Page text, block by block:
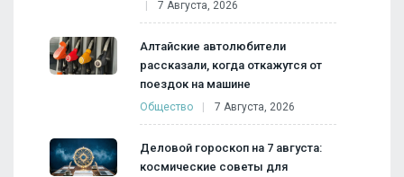
7 Августа, 2026
Алтайские автолюбители
рассказали, когда откажутся от
поездок на машине
Общество 7 Августа, 2026
Деловой гороскоп на 7 августа:
космические советы для